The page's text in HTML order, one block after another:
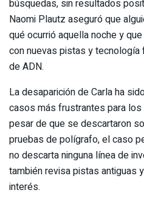
búsquedas, sin resultados
Naomi Plautz aseguró que
qué ocurrió aquella noche y
con nuevas pistas y
de ADN.
La desaparición de Carla ha
casos más frustrantes para
pesar de que se descartaron
pruebas de polígrafo, el caso
no descarta ninguna línea de
también revisa pistas antiguas
interés.